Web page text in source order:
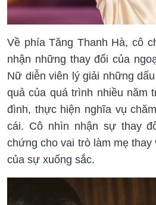
Về phía Tăng Thanh Hà, cô
nhận những thay đổi của
Nữ diễn viên lý giải những
quả của quá trình nhiều năm
đình, thực hiện nghĩa vụ
cái. Cô nhìn nhận sự thay
chứng cho vai trò làm mẹ thay
của sự xuống sắc.